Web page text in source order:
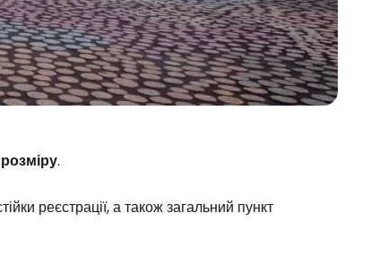
.
реєстрації, а також загальний пункт